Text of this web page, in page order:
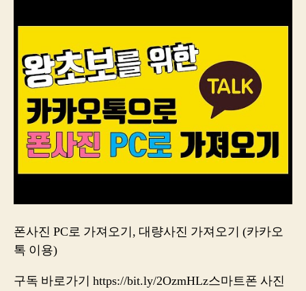
폰사진 PC로 가져오기, 대량사진 가져오기 (카카오
톡 이용)
구독 바로가기 https://bit.ly/2OzmHLz스마트폰 사진